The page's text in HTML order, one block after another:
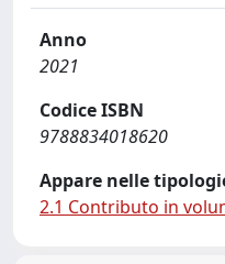
Anno
2021
Codice ISBN
9788834018620
Appare nelle
2.1 Contributo in